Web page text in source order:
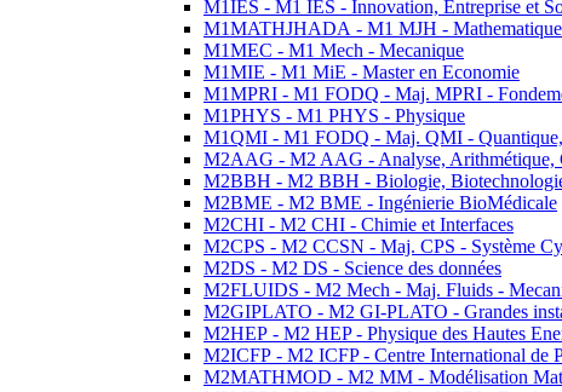
M1IES - M1 IES - Innovation, Entreprise et
M1MATHJHADA - M1 MJH -
M1MEC - M1 Mech - Mecanique
M1MIE - M1 MiE - Master en Economie
M1MPRI - M1 FODQ - Maj. MPRI -
M1PHYS - M1 PHYS - Physique
M1QMI - M1 FODQ - Maj. QMI -
M2AAG - M2 AAG - Analyse, Arithmétique,
M2BBH - M2 BBH - Biologie,
M2BME - M2 BME - Ingénierie BioMédicale
M2CHI - M2 CHI - Chimie et Interfaces
M2CPS - M2 CCSN - Maj. CPS - Système
M2DS - M2 DS - Science des données
M2FLUIDS - M2 Mech - Maj. Fluids -
M2GIPLATO - M2 GI-PLATO - Grandes
M2HEP - M2 HEP - Physique des Hautes
M2ICFP - M2 ICFP - Centre International de
M2MATHMOD - M2 MM - Modélisation